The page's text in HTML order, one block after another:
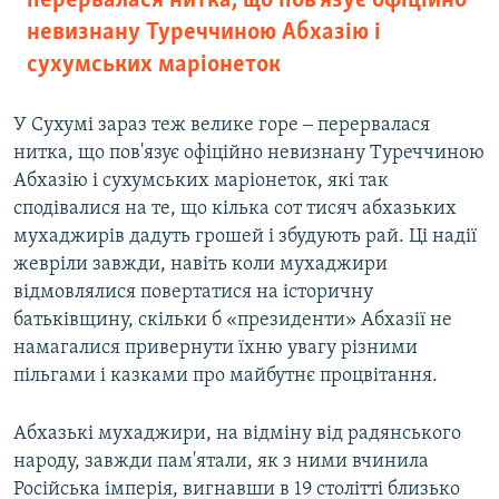
невизнану Туреччиною Абхазію і
сухумських маріонеток
У Сухумі зараз теж велике горе ‒ перервалася
нитка, що пов'язує офіційно невизнану Туреччиною
Абхазію і сухумських маріонеток, які так
сподівалися на те, що кілька сот тисяч абхазьких
мухаджирів дадуть грошей і збудують рай. Ці надії
жевріли завжди, навіть коли мухаджири
відмовлялися повертатися на історичну
батьківщину, скільки б «президенти» Абхазії не
намагалися привернути їхню увагу різними
пільгами і казками про майбутнє процвітання.
Абхазькі мухаджири, на відміну від радянського
народу, завжди пам'ятали, як з ними вчинила
Російська імперія, вигнавши в 19 столітті близько